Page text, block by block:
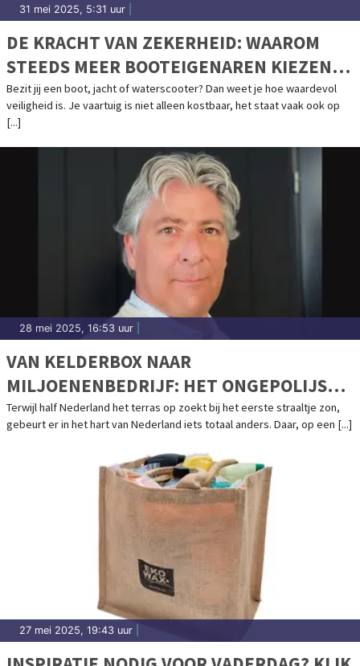
31 mei 2025, 5:31 uur
DE KRACHT VAN ZEKERHEID: WAAROM
STEEDS MEER BOOTEIGENAREN KIEZEN
VOOR CAVO KABELSLOTEN
Bezit jij een boot, jacht of waterscooter? Dan weet je hoe waardevol
veiligheid is. Je vaartuig is niet alleen kostbaar, het staat vaak ook op
[...]
28 mei 2025, 16:53 uur
VAN KELDERBOX NAAR
MILJOENENBEDRIJF: HET ONGEPOLIJSTE
SUCCESVERHAAL VAN NAUTICGEAR.NL
Terwijl half Nederland het terras op zoekt bij het eerste straaltje zon,
gebeurt er in het hart van Nederland iets totaal anders. Daar, op een [...]
27 mei 2025, 19:43 uur